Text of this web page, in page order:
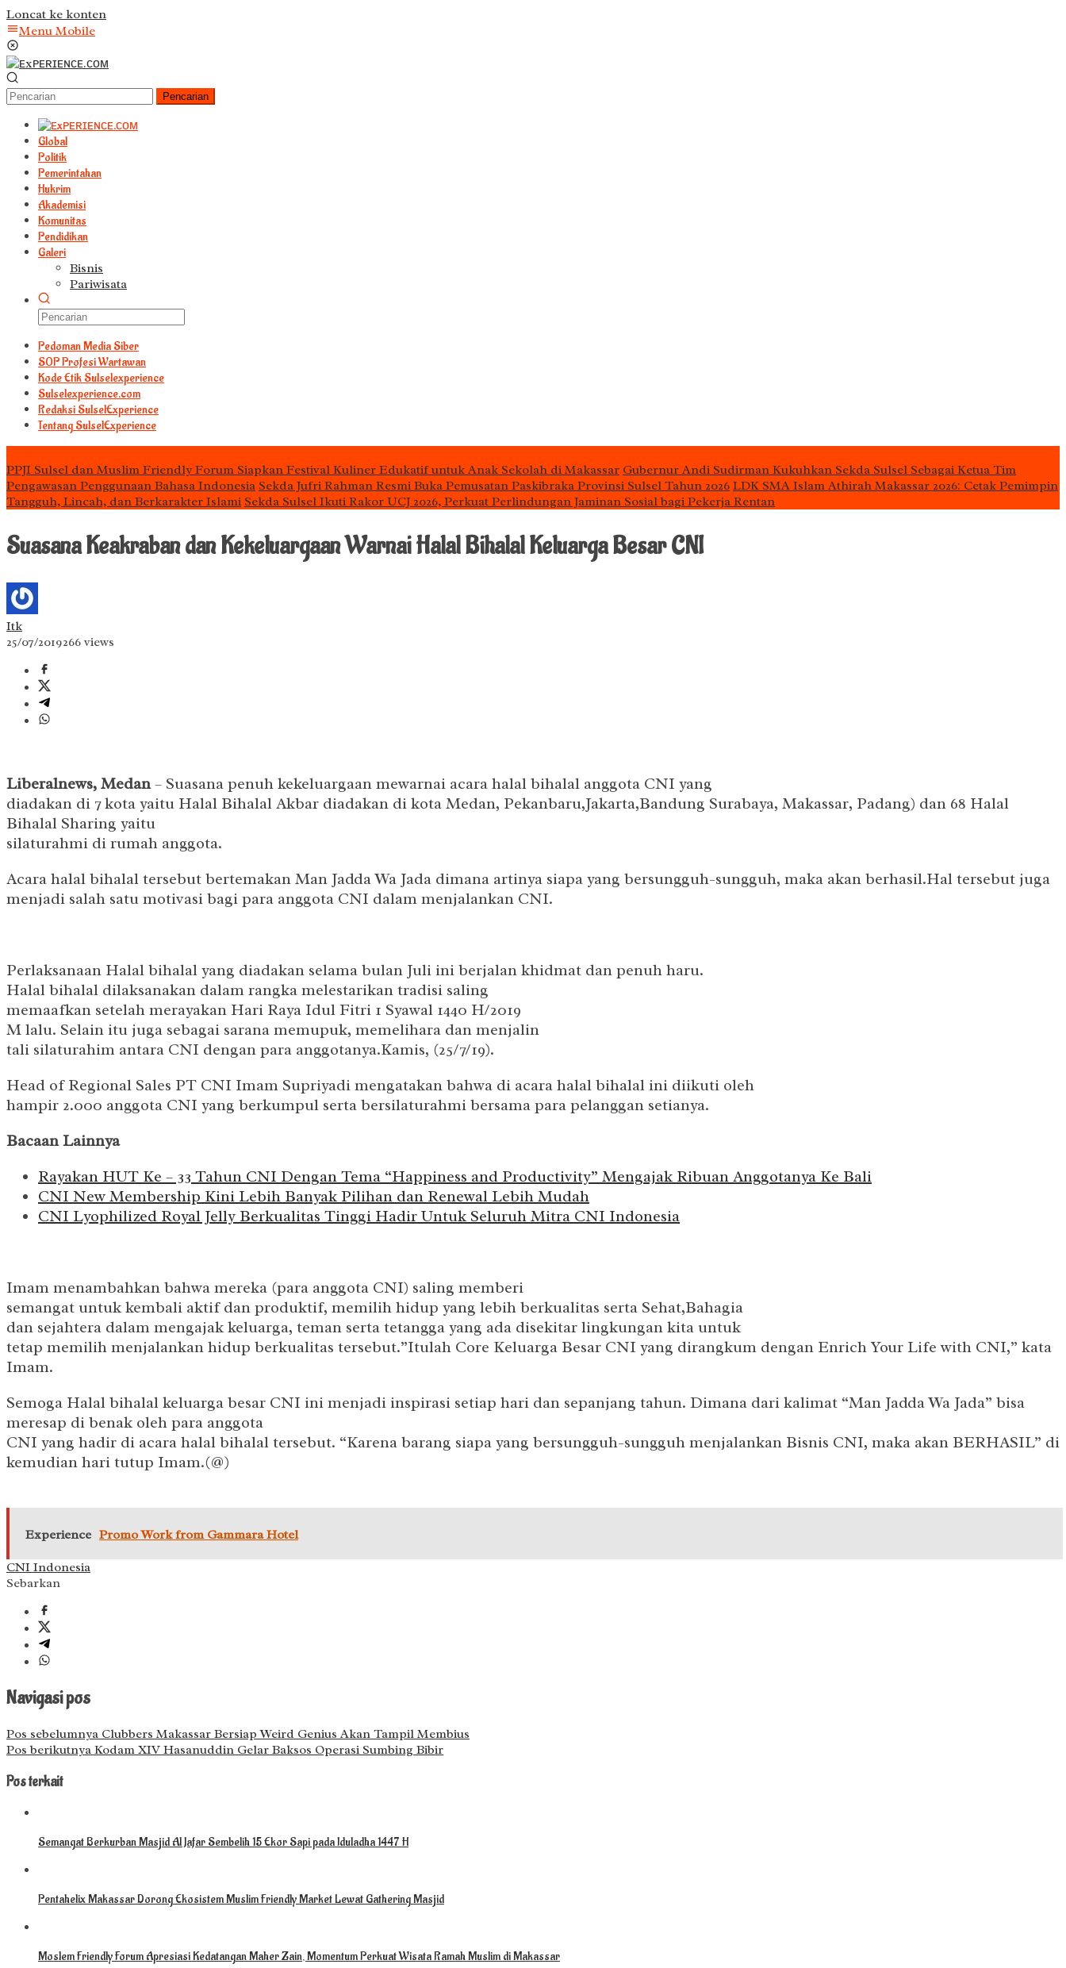
Loncat ke konten
Menu Mobile
Pencarian
Global
Politik
Pemerintahan
Hukrim
Akademisi
Komunitas
Pendidikan
Galeri
Bisnis
Pariwisata
Pedoman Media Siber
S0P Profesi Wartawan
Kode Etik Sulselexperience
Sulselexperience.com
Redaksi SulselExperience
Tentang SulselExperience
PPJI Sulsel dan Muslim Friendly Forum Siapkan Festival Kuliner Edukatif untuk Anak Sekolah di Makassar Gubernur Andi Sudirman Kukuhkan Sekda Sulsel Sebagai Ketua Tim
Pengawasan Penggunaan Bahasa Indonesia Sekda Jufri Rahman Resmi Buka Pemusatan Paskibraka Provinsi Sulsel Tahun 2026 LDK SMA Islam Athirah Makassar 2026: Cetak Pemimpin
Tangguh, Lincah, dan Berkarakter Islami Sekda Sulsel Ikuti Rakor UCJ 2026, Perkuat Perlindungan Jaminan Sosial bagi Pekerja Rentan
Suasana Keakraban dan Kekeluargaan Warnai Halal Bihalal Keluarga Besar CNI
Itk
25/07/2019266 views
Liberalnews, Medan– Suasana penuh kekeluargaan mewarnai acara halal bihalal anggota CNI yang
diadakan di 7 kota yaitu Halal Bihalal Akbar diadakan di kota Medan, Pekanbaru,Jakarta,Bandung Surabaya, Makassar, Padang) dan 68 Halal
Bihalal Sharing yaitu
silaturahmi di rumah anggota.
Acara halal bihalal tersebut bertemakan Man Jadda Wa Jada dimana artinya siapa yang bersungguh-sungguh, maka akan berhasil.Hal tersebut juga
menjadi salah satu motivasi bagi para anggota CNI dalam menjalankan CNI.
Perlaksanaan Halal bihalal yang diadakan selama bulan Juli ini berjalan khidmat dan penuh haru.
Halal bihalal dilaksanakan dalam rangka melestarikan tradisi saling
memaafkan setelah merayakan Hari Raya Idul Fitri 1 Syawal 1440 H/2019
M lalu. Selain itu juga sebagai sarana memupuk, memelihara dan menjalin
tali silaturahim antara CNI dengan para anggotanya.Kamis, (25/7/19).
Head of Regional Sales PT CNI Imam Supriyadi mengatakan bahwa di acara halal bihalal ini diikuti oleh
hampir 2.000 anggota CNI yang berkumpul serta bersilaturahmi bersama para pelanggan setianya.
Bacaan Lainnya
Rayakan HUT Ke – 33 Tahun CNI Dengan Tema “Happiness and Productivity” Mengajak Ribuan Anggotanya Ke Bali
CNI New Membership Kini Lebih Banyak Pilihan dan Renewal Lebih Mudah
CNI Lyophilized Royal Jelly Berkualitas Tinggi Hadir Untuk Seluruh Mitra CNI Indonesia
Imam menambahkan bahwa mereka (para anggota CNI) saling memberi
semangat untuk kembali aktif dan produktif, memilih hidup yang lebih berkualitas serta Sehat,Bahagia
dan sejahtera dalam mengajak keluarga, teman serta tetangga yang ada disekitar lingkungan kita untuk
tetap memilih menjalankan hidup berkualitas tersebut.”Itulah Core Keluarga Besar CNI yang dirangkum dengan Enrich Your Life with CNI,” kata
Imam.
Semoga Halal bihalal keluarga besar CNI ini menjadi inspirasi setiap hari dan sepanjang tahun. Dimana dari kalimat “Man Jadda Wa Jada” bisa
meresap di benak oleh para anggota
CNI yang hadir di acara halal bihalal tersebut. “Karena barang siapa yang bersungguh-sungguh menjalankan Bisnis CNI, maka akan BERHASIL” di
kemudian hari tutup Imam.(@)
Experience Promo Work from Gammara Hotel
CNI Indonesia
Sebarkan
Navigasi pos
Pos sebelumnya Clubbers Makassar Bersiap Weird Genius Akan Tampil Membius
Pos berikutnya Kodam XIV Hasanuddin Gelar Baksos Operasi Sumbing Bibir
Pos terkait
Semangat Berkurban Masjid Al Jafar Sembelih 15 Ekor Sapi pada Iduladha 1447 H
Pentahelix Makassar Dorong Ekosistem Muslim Friendly Market Lewat Gathering Masjid
Moslem Friendly Forum Apresiasi Kedatangan Maher Zain, Momentum Perkuat Wisata Ramah Muslim di Makassar